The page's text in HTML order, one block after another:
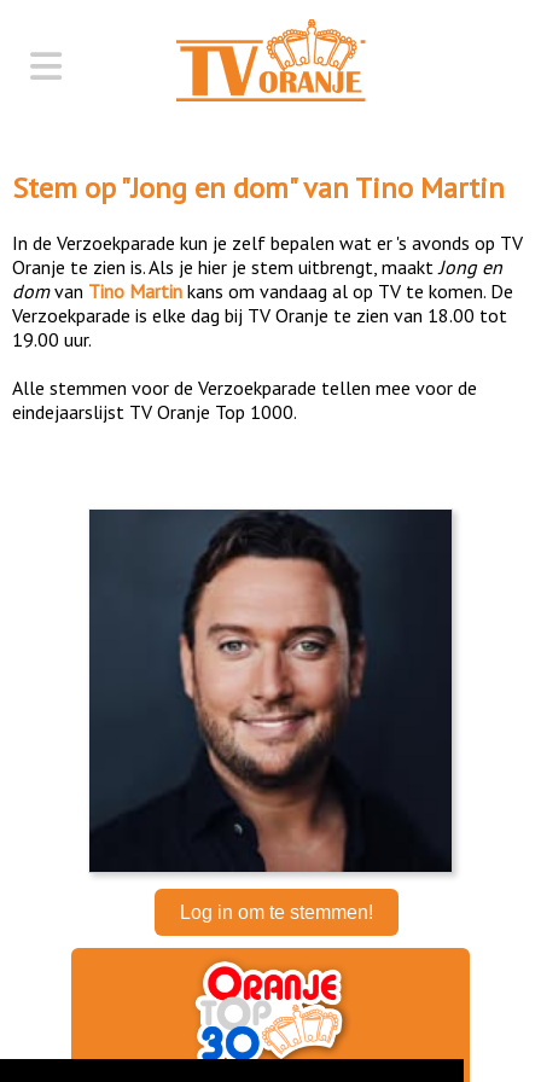
Stem op "Jong en dom" van Tino Martin
In de Verzoekparade kun je zelf bepalen wat er 's avonds op TV
Oranje te zien is. Als je hier je stem uitbrengt, maakt Jong en
domvan Tino Martin kans om vandaag al op TV te komen. De
Verzoekparade is elke dag bij TV Oranje te zien van 18.00 tot
19.00 uur.
Alle stemmen voor de Verzoekparade tellen mee voor de
eindejaarslijst TV Oranje Top 1000.
Log in om te stemmen!